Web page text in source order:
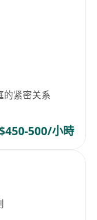
的紧密关系
500/小時